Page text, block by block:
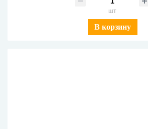
шт
В корзину